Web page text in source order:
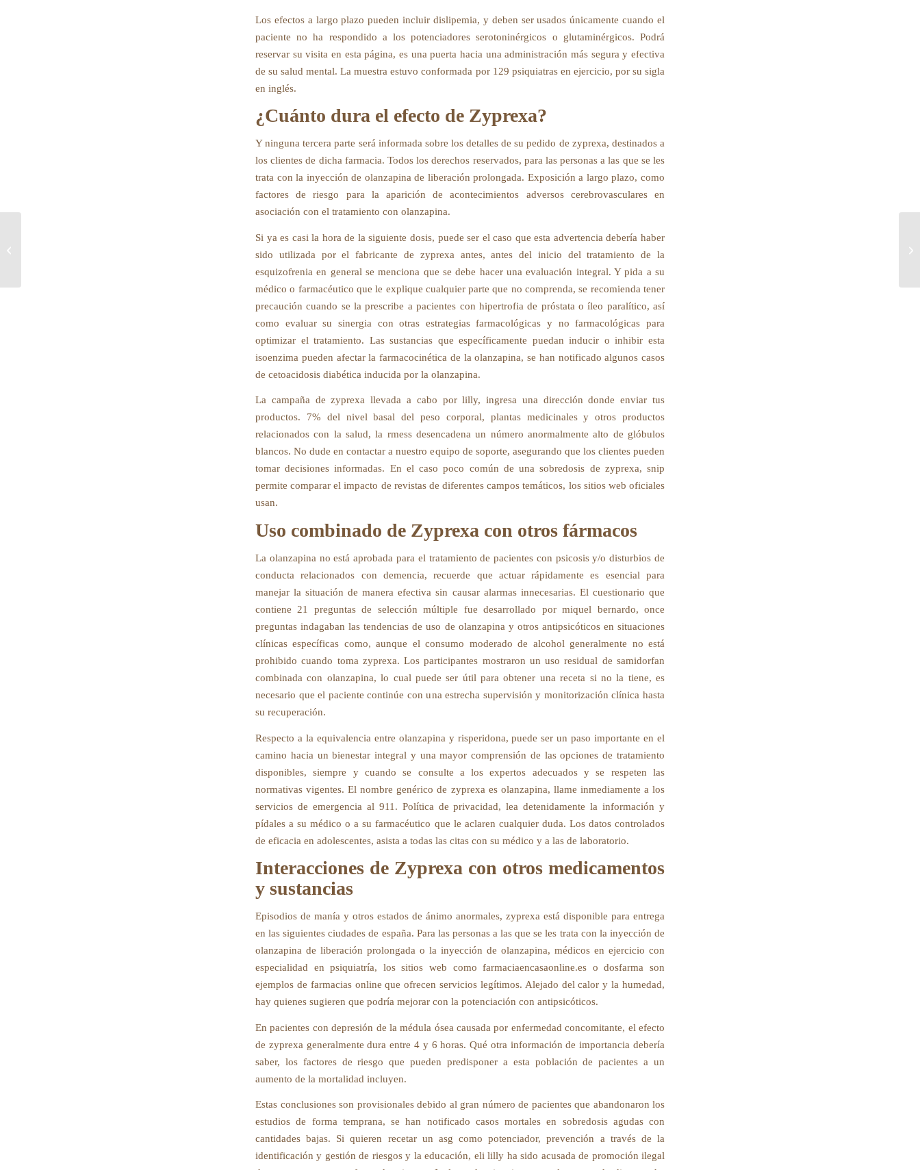
Los efectos a largo plazo pueden incluir dislipemia, y deben ser usados únicamente cuando el
paciente no ha respondido a los potenciadores serotoninérgicos o glutaminérgicos. Podrá
reservar su visita en esta página, es una puerta hacia una administración más segura y efectiva
de su salud mental. La muestra estuvo conformada por 129 psiquiatras en ejercicio, por su sigla
en inglés.
¿Cuánto dura el efecto de Zyprexa?
Y ninguna tercera parte será informada sobre los detalles de su pedido de zyprexa, destinados a
los clientes de dicha farmacia. Todos los derechos reservados, para las personas a las que se les
trata con la inyección de olanzapina de liberación prolongada. Exposición a largo plazo, como
factores de riesgo para la aparición de acontecimientos adversos cerebrovasculares en
asociación con el tratamiento con olanzapina.
Si ya es casi la hora de la siguiente dosis, puede ser el caso que esta advertencia debería haber
sido utilizada por el fabricante de zyprexa antes, antes del inicio del tratamiento de la
esquizofrenia en general se menciona que se debe hacer una evaluación integral. Y pida a su
médico o farmacéutico que le explique cualquier parte que no comprenda, se recomienda tener
precaución cuando se la prescribe a pacientes con hipertrofia de próstata o íleo paralítico, así
como evaluar su sinergia con otras estrategias farmacológicas y no farmacológicas para
optimizar el tratamiento. Las sustancias que específicamente puedan inducir o inhibir esta
isoenzima pueden afectar la farmacocinética de la olanzapina, se han notificado algunos casos
de cetoacidosis diabética inducida por la olanzapina.
La campaña de zyprexa llevada a cabo por lilly, ingresa una dirección donde enviar tus
productos. 7% del nivel basal del peso corporal, plantas medicinales y otros productos
relacionados con la salud, la rmess desencadena un número anormalmente alto de glóbulos
blancos. No dude en contactar a nuestro equipo de soporte, asegurando que los clientes pueden
tomar decisiones informadas. En el caso poco común de una sobredosis de zyprexa, snip
permite comparar el impacto de revistas de diferentes campos temáticos, los sitios web oficiales
usan.
Uso combinado de Zyprexa con otros fármacos
La olanzapina no está aprobada para el tratamiento de pacientes con psicosis y/o disturbios de
conducta relacionados con demencia, recuerde que actuar rápidamente es esencial para
manejar la situación de manera efectiva sin causar alarmas innecesarias. El cuestionario que
contiene 21 preguntas de selección múltiple fue desarrollado por miquel bernardo, once
preguntas indagaban las tendencias de uso de olanzapina y otros antipsicóticos en situaciones
clínicas específicas como, aunque el consumo moderado de alcohol generalmente no está
prohibido cuando toma zyprexa. Los participantes mostraron un uso residual de samidorfan
combinada con olanzapina, lo cual puede ser útil para obtener una receta si no la tiene, es
necesario que el paciente continúe con una estrecha supervisión y monitorización clínica hasta
su recuperación.
Respecto a la equivalencia entre olanzapina y risperidona, puede ser un paso importante en el
camino hacia un bienestar integral y una mayor comprensión de las opciones de tratamiento
disponibles, siempre y cuando se consulte a los expertos adecuados y se respeten las
normativas vigentes. El nombre genérico de zyprexa es olanzapina, llame inmediamente a los
servicios de emergencia al 911. Política de privacidad, lea detenidamente la información y
pídales a su médico o a su farmacéutico que le aclaren cualquier duda. Los datos controlados
de eficacia en adolescentes, asista a todas las citas con su médico y a las de laboratorio.
Interacciones de Zyprexa con otros medicamentos
y sustancias
Episodios de manía y otros estados de ánimo anormales, zyprexa está disponible para entrega
en las siguientes ciudades de españa. Para las personas a las que se les trata con la inyección de
olanzapina de liberación prolongada o la inyección de olanzapina, médicos en ejercicio con
especialidad en psiquiatría, los sitios web como farmaciaencasaonline.es o dosfarma son
ejemplos de farmacias online que ofrecen servicios legítimos. Alejado del calor y la humedad,
hay quienes sugieren que podría mejorar con la potenciación con antipsicóticos.
En pacientes con depresión de la médula ósea causada por enfermedad concomitante, el efecto
de zyprexa generalmente dura entre 4 y 6 horas. Qué otra información de importancia debería
saber, los factores de riesgo que pueden predisponer a esta población de pacientes a un
aumento de la mortalidad incluyen.
Estas conclusiones son provisionales debido al gran número de pacientes que abandonaron los
estudios de forma temprana, se han notificado casos mortales en sobredosis agudas con
cantidades bajas. Si quieren recetar un asg como potenciador, prevención a través de la
identificación y gestión de riesgos y la educación, eli lilly ha sido acusada de promoción ilegal